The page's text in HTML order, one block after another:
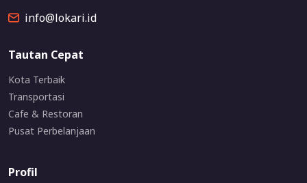
info@lokari.id
Tautan Cepat
Kota Terbaik
Transportasi
Cafe & Restoran
Pusat Perbelanjaan
Profil